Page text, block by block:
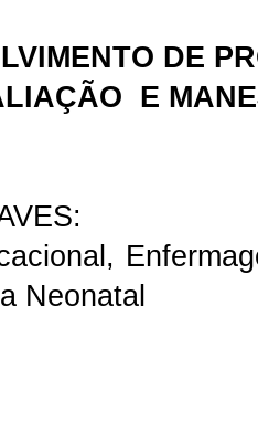
DE
E
Neonatal